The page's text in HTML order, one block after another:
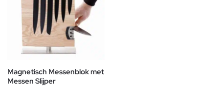
Magnetisch Messenblok met
Messen Slijper